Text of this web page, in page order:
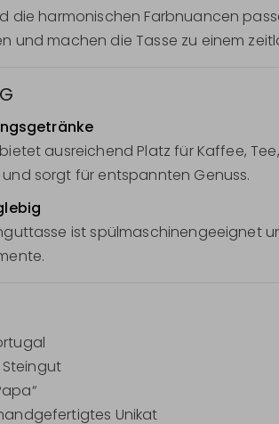
die harmonischen Farbnuancen
und machen die Tasse zu einem
ausreichend Platz für Kaffee,
sorgt für entspannten Genuss.
ist spülmaschinengeeignet
Unikat